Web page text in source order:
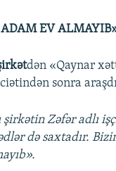
EV
dən «Qaynar
sonra
Zəfər adlı
də saxtadır.